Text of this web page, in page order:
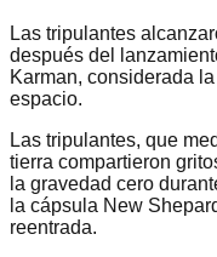
Las tripulantes
después del
Karman, considerada
espacio.
Las tripulantes, que
tierra compartieron
la gravedad cero
la cápsula New
reentrada.